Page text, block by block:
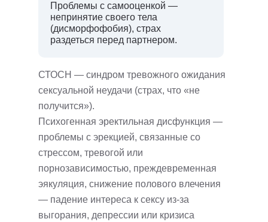
Проблемы с самооценкой —
непринятие своего тела
(дисморфофобия), страх
раздеться перед партнером.
СТОСН — синдром тревожного ожидания
сексуальной неудачи (страх, что «не
получится»).
Психогенная эректильная дисфункция —
проблемы с эрекцией, связанные со
стрессом, тревогой или
порнозависимостью, преждевременная
эякуляция, cнижение полового влечения
— падение интереса к сексу из-за
выгорания, депрессии или кризиса